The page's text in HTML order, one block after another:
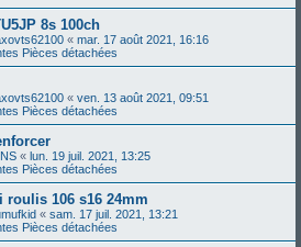
8s 100ch
« mar. 17 août 2021, 16:16
Pièces détachées
« ven. 13 août 2021, 09:51
Pièces détachées
« lun. 19 juil. 2021, 13:25
Pièces détachées
roulis 106 s16 24mm
« sam. 17 juil. 2021, 13:21
Pièces détachées